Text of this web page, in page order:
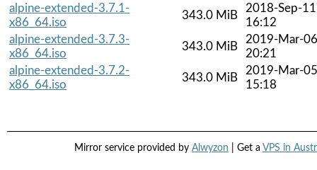
alpine-extended-3.7.1-
x86_64.iso
343.0 MiB
2018-Sep-11
16:12
alpine-extended-3.7.3-
x86_64.iso
343.0 MiB
2019-Mar-06
20:21
alpine-extended-3.7.2-
x86_64.iso
343.0 MiB
2019-Mar-05
15:18
Mirror service provided by Alwyzon | Get a VPS in